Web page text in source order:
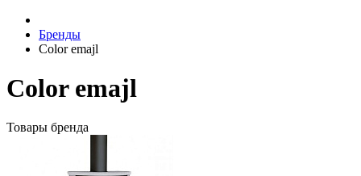
Бренды
Color emajl
Color emajl
Товары бренда